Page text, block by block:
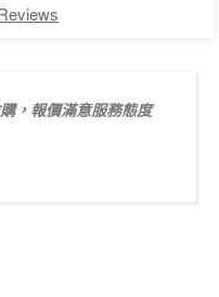
，報價滿意服務態度